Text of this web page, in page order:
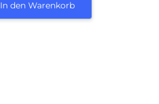
In den Warenkorb